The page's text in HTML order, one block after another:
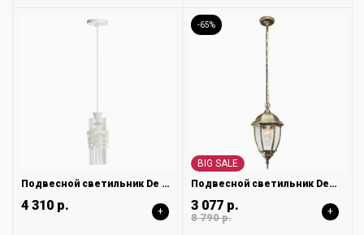
Подвесной светильник De City Соло 112010801
4 310 р. +
-65%
BIG SALE
Подвесной светильник DeMarkt Фабур 804010401
3 077 р.
8 790 р. +